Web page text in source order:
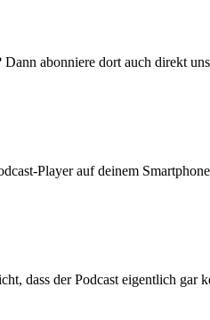
abonniere dort auch direkt
Player auf deinem
dass der Podcast eigentlich